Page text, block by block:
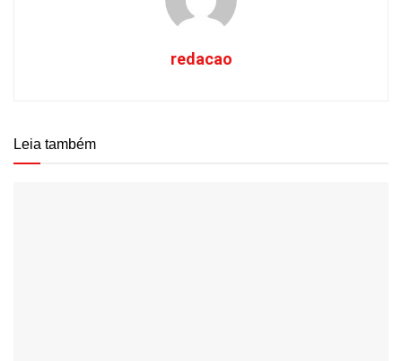
redacao
Leia também